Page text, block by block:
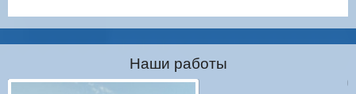
Наши работы